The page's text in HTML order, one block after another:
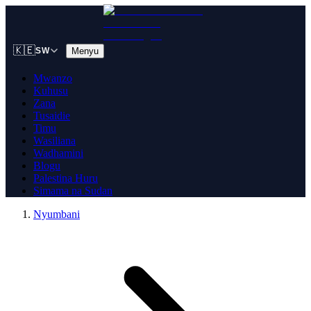
🇰🇪SW Menyu
Mwanzo
Kuhusu
Zana
Tusaidie
Timu
Wasiliana
Wadhamini
Blogu
Palestina Huru
Simama na Sudan
Nyumbani